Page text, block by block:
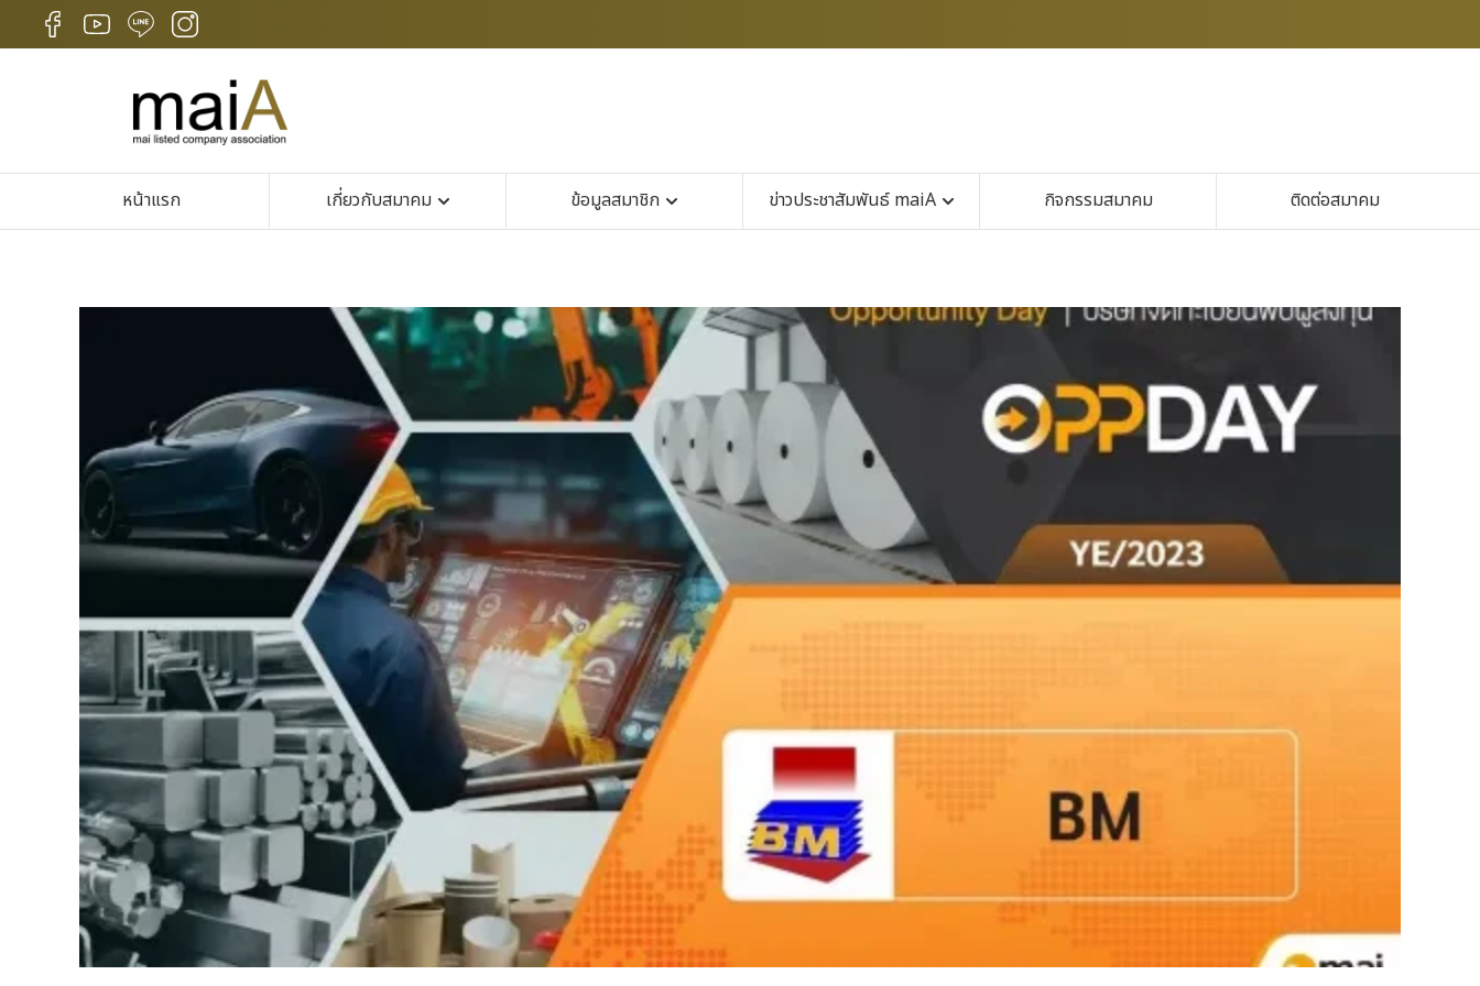
หน้าแรก เกี่ยวกับสมาคม ข้อมูลสมาชิก ข่าวประชาสัมพันธ์ maiA กิจกรรมสมาคม ติดต่อสมาคม